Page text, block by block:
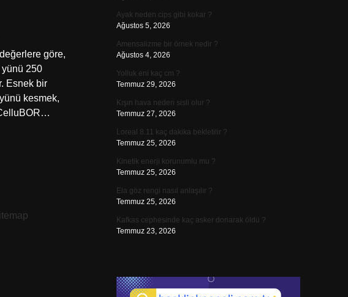
göre,
yünü 250
Esnek bir
kesmek,
Ayak neden cips gibi kokar ?
Ağustos 5, 2026
Amensalizme bir örnek nedir ?
Ağustos 4, 2026
Yolluk eni kaç cm ?
Temmuz 29, 2026
Kışın hava neden sisli olur ?
Temmuz 27, 2026
Loreal 8.11 kaç dakika bekletilir ?
Temmuz 25, 2026
Kinetik enerji korunumlu mu ?
Temmuz 25, 2026
Ela göz rengi nasıl anlaşılır ?
Temmuz 25, 2026
Kafkas cephesinde kaç asker donarak öldü ?
Temmuz 23, 2026